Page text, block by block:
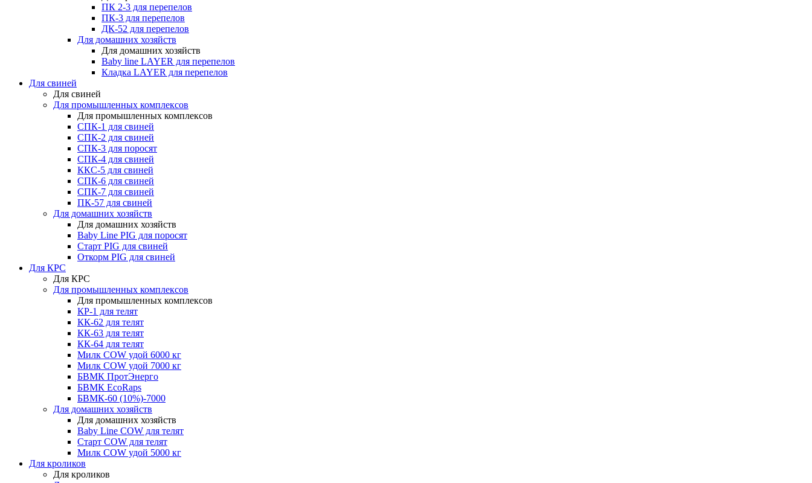
ПК 2-3 для перепелов
ПК-3 для перепелов
ДК-52 для перепелов
Для домашних хозяйств
Для домашних хозяйств
Baby line LAYER для перепелов
Кладка LAYER для перепелов
Для свиней
Для свиней
Для промышленных комплексов
Для промышленных комплексов
СПК-1 для свиней
СПК-2 для свиней
СПК-3 для поросят
СПК-4 для свиней
ККС-5 для свиней
СПК-6 для свиней
СПК-7 для свиней
ПК-57 для свиней
Для домашних хозяйств
Для домашних хозяйств
Baby Line PIG для поросят
Старт PIG для свиней
Откорм PIG для свиней
Для КРС
Для КРС
Для промышленных комплексов
Для промышленных комплексов
КР-1 для телят
КК-62 для телят
КК-63 для телят
КК-64 для телят
Милк COW удой 6000 кг
Милк COW удой 7000 кг
БВМК ПротЭнерго
БВМК EcoRaps
БВМК-60 (10%)-7000
Для домашних хозяйств
Для домашних хозяйств
Baby Line COW для телят
Старт COW для телят
Милк COW удой 5000 кг
Для кроликов
Для кроликов